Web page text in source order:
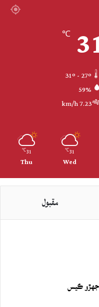
℃
59%
7.23 km/h
31
℃
Wed
31
℃
Thu
مقبول
ڪيس